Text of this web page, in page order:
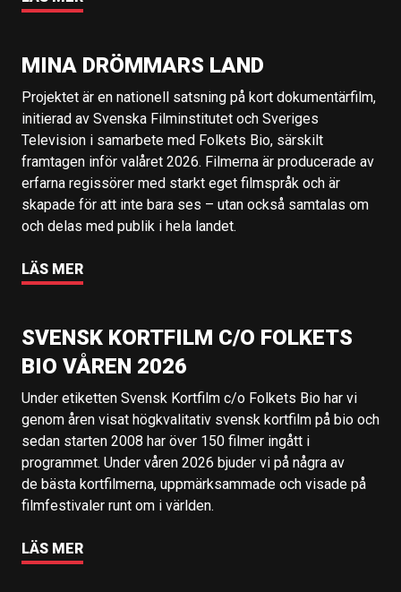
MINA DRÖMMARS LAND
Projektet är en nationell satsning på kort dokumentärfilm,
initierad av Svenska Filminstitutet och Sveriges
Television i samarbete med Folkets Bio, särskilt
framtagen inför valåret 2026. Filmerna är producerade av
erfarna regissörer med starkt eget filmspråk och är
skapade för att inte bara ses – utan också samtalas om
och delas med publik i hela landet.
LÄS MER
SVENSK KORTFILM C/O FOLKETS
BIO VÅREN 2026
Under etiketten Svensk Kortfilm c/o Folkets Bio har vi
genom åren visat högkvalitativ svensk kortfilm på bio och
sedan starten 2008 har över 150 filmer ingått i
programmet. Under våren 2026 bjuder vi på några av
de bästa kortfilmerna, uppmärksammade och visade på
filmfestivaler runt om i världen.
LÄS MER